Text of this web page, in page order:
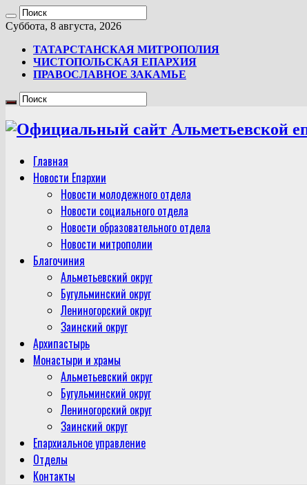
Суббота, 8 августа, 2026
ТАТАРСТАНСКАЯ МИТРОПОЛИЯ
ЧИСТОПОЛЬСКАЯ ЕПАРХИЯ
ПРАВОСЛАВНОЕ ЗАКАМЬЕ
Главная
Новости Епархии
Новости молодежного отдела
Новости социального отдела
Новости образовательного отдела
Новости митрополии
Благочиния
Альметьевский округ
Бугульминский округ
Лениногорский округ
Заинский округ
Архипастырь
Монастыри и храмы
Альметьевский округ
Бугульминский округ
Лениногорский округ
Заинский округ
Епархиальное управление
Отделы
Контакты